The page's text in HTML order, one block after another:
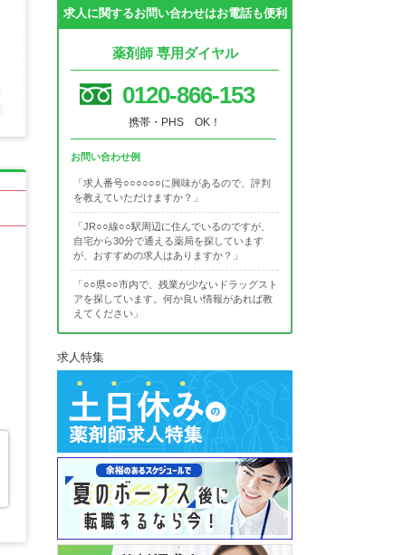
求人に関するお問い合わせはお電話も便利
薬剤師 専用ダイヤル
0120-866-153
携帯・PHS OK！
お問い合わせ例
「求人番号○○○○○○に興味があるので、評判
を教えていただけますか？」
「JR○○線○○駅周辺に住んでいるのですが、
自宅から30分で通える薬局を探しています
が、おすすめの求人はありますか？」
「○○県○○市内で、残業が少ないドラッグスト
アを探しています。何か良い情報があれば教
えてください」
求人特集